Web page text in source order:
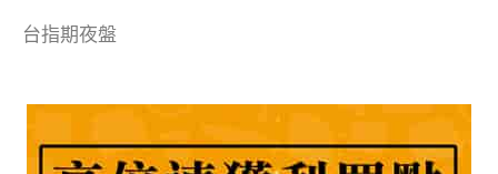
台指期夜盤